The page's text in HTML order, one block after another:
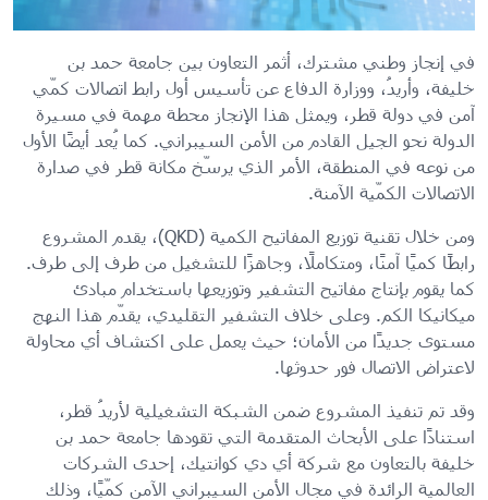
في إنجاز وطني مشترك، أثمر التعاون بين جامعة حمد بن
خليفة، وأريدُ، ووزارة الدفاع عن تأسيس أول رابط اتصالات كمّي
آمن في دولة قطر، ويمثل هذا الإنجاز محطة مهمة في مسيرة
الدولة نحو الجيل القادم من الأمن السيبراني. كما يُعد أيضًا الأول
من نوعه في المنطقة، الأمر الذي يرسّخ مكانة قطر في صدارة
الاتصالات الكمّية الآمنة.
ومن خلال تقنية توزيع المفاتيح الكمية (QKD)، يقدم المشروع
رابطًا كميًا آمنًا، ومتكاملًا، وجاهزًا للتشغيل من طرف إلى طرف.
كما يقوم بإنتاج مفاتيح التشفير وتوزيعها باستخدام مبادئ
ميكانيكا الكم. وعلى خلاف التشفير التقليدي، يقدّم هذا النهج
مستوى جديدًا من الأمان؛ حيث يعمل على اكتشاف أي محاولة
لاعتراض الاتصال فور حدوثها.
وقد تم تنفيذ المشروع ضمن الشبكة التشغيلية لأريدُ قطر،
استنادًا على الأبحاث المتقدمة التي تقودها جامعة حمد بن
خليفة بالتعاون مع شركة أي دي كوانتيك، إحدى الشركات
العالمية الرائدة في مجال الأمن السيبراني الآمن كمّيًا، وذلك